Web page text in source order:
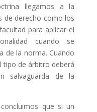
llegamos a la
de derecho como los
para aplicar el
cuando se
de la norma. Cuando
tipo de árbitro deberá
salvaguarda de la
que si un